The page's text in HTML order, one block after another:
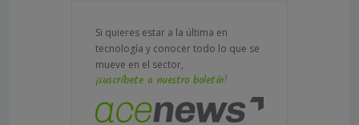
Si quieres estar a la última en
tecnología y conocer todo lo que se
mueve en el sector,
¡suscríbete a nuestro boletín!